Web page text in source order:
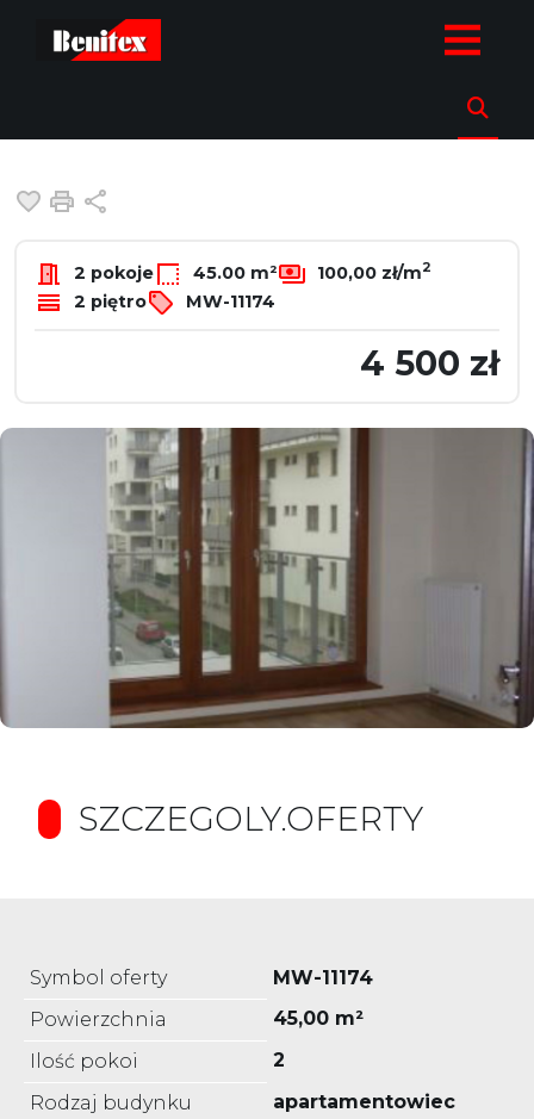
strona.glowna Oferty Warszawa
Dodaj do ulubionych
Drukuj
2 pokoje 45.00 m² 100,00 zł/m2
2 piętro MW-11174
4 500 zł
SZCZEGOLY.OFERTY
Symbol oferty
MW-11174
Powierzchnia
45,00 m²
Ilość pokoi
2
Rodzaj budynku
apartamentowiec